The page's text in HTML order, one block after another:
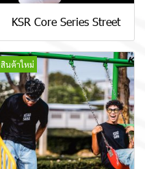
KSR Core Series Street
สินค้าใหม่